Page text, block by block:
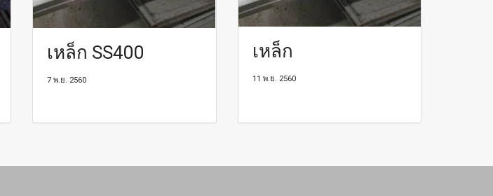
เหล็ก SS400
7 พ.ย. 2560
เหล็ก
11 พ.ย. 2560